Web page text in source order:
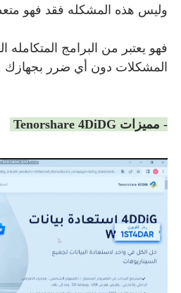
وليس هذه المشكله فقد فهو
فهو يعتبر من البرامج المتكامله
المشكلات دون أي ضرر بجهازك
- مميزات Tenorshare 4DiDG